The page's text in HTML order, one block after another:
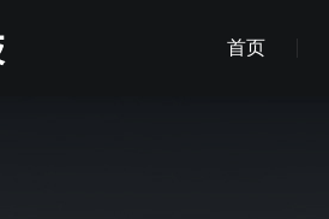
首页